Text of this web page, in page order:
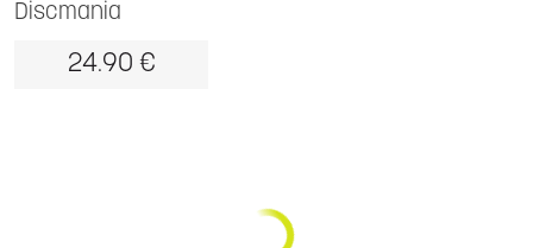
Discmania
24.90 €